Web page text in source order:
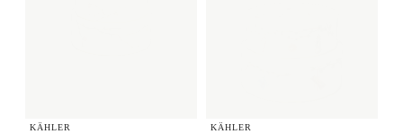
KÄHLER
KÄHLER